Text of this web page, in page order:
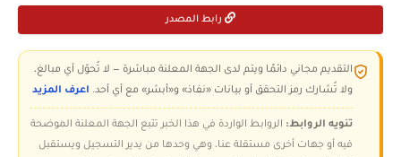
رابط المصدر
التقديم مجاني دائمًا ويتم لدى الجهة المعلنة مباشرة — لا تُحوّل أي مبالغ،
ولا تُشارك رمز التحقق أو بيانات «نفاذ» و«أبشر» مع أي أحد. اعرف المزيد
تنويه الروابط: الروابط الواردة في هذا الخبر تتبع الجهة المعلنة الموضحة
فيه أو جهات أخرى مستقلة عنا، وهي وحدها من يدير التسجيل ويستقبل